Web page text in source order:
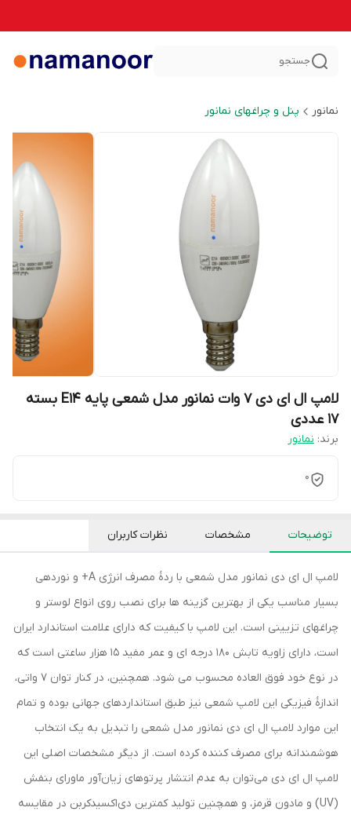
جستجو
نمانور پنل و چراغهای نمانور
لامپ ال ای دی 7 وات نمانور مدل شمعی پایه E14 بسته
17 عددی
برند: نمانور
0
توضیحات مشخصات نظرات کاربران
لامپ ال ای دی نمانور مدل شمعی با ردۀ مصرف انرژی A+ و نوردهی
بسیار مناسب یکی از بهترین گزینه ها برای نصب روی انواع لوستر و
چراغهای تزیینی است. این لامپ با کیفیت که دارای علامت استاندارد ایران
است، دارای زاویه تابش 180 درجه ای و عمر مفید 15 هزار ساعتی است که
در نوع خود فوق العاده محسوب می شود. همچنین، در کنار توان 7 واتی،
اندازۀ فیزیکی این لامپ شمعی نیز طبق استانداردهای جهانی بوده و تمام
این موارد لامپ ال ای دی نمانور مدل شمعی را تبدیل به یک انتخاب
هوشمندانه برای مصرف کننده کرده است. از دیگر مشخصات اصلی این
لامپ ال ای دی می‌توان به عدم انتشار پرتوهای زیان‌آور ماورای بنفش
(UV) و مادون قرمز، و همچنین تولید کمترین دی‌اکسیدکربن در مقایسه